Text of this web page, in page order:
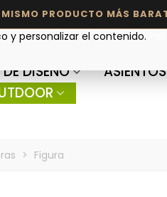
DISEÑO ASIENTOS
> Figura
y personalizar el contenido.